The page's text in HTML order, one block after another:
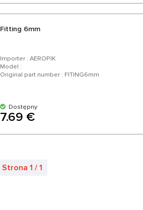
Fitting 6mm
Importer : AEROPIK
Model :
Original part number : FITING6mm
Dostępny
7.69 €
Strona 1 / 1